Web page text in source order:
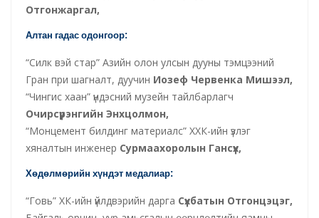
Отгонжаргал,
Алтан гадас одонгоор:
“Силк вэй стар” Азийн олон улсын дууны тэмцээний
Гран при шагналт, дуучин Иозеф Червенка Мишээл,
“Чингис хаан” үндэсний музейн тайлбарлагч
Очирсүрэнгийн Энхцолмон,
“Монцемент билдинг материалс” ХХК-ийн үзлэг
хяналтын инженер Сурмаахоролын Гансүх,
Хөдөлмөрийн хүндэт медалиар:
“Говь” ХК-ийн үйлдвэрийн дарга Сүхбатын Отгонцэцэг,